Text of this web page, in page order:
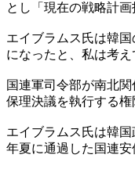
とし「現在の戦略計
エイブラムス氏は韓
になったと、私は考え
国連軍司令部が南北
保理決議を執行する
エイブラムス氏は韓
年夏に通過した国連